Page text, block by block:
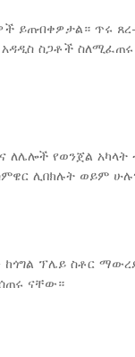
ጥሩ ጸረ-
ስጋቶች ስለሚፈጠሩ
ለሌሎች የወንጀል
ሊበክሉት ወይም
ፕሌይ ስቶር
ናቸው።